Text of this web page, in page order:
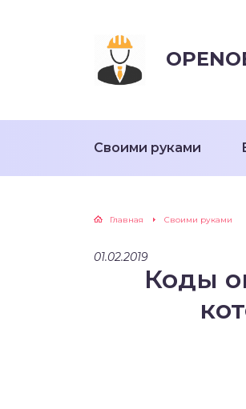
Своими руками
Главная Своими руками
01.02.2019
Коды